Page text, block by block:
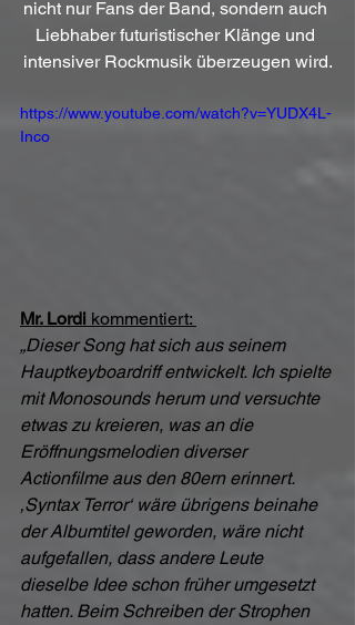
nicht nur Fans der Band, sondern auch
Liebhaber futuristischer Klänge und
intensiver Rockmusik überzeugen wird.
https://www.youtube.com/watch?v=YUDX4L-
Inco
Mr. Lordi kommentiert:
„Dieser Song hat sich aus seinem
Hauptkeyboardriff entwickelt. Ich spielte
mit Monosounds herum und versuchte
etwas zu kreieren, was an die
Eröffnungsmelodien diverser
Actionfilme aus den 80ern erinnert.
‚Syntax Terror‘ wäre übrigens beinahe
der Albumtitel geworden, wäre nicht
aufgefallen, dass andere Leute
dieselbe Idee schon früher umgesetzt
hatten. Beim Schreiben der Strophen